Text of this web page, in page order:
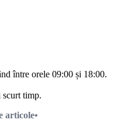
între orele 09:00 și 18:00.
scurt timp.
articole•